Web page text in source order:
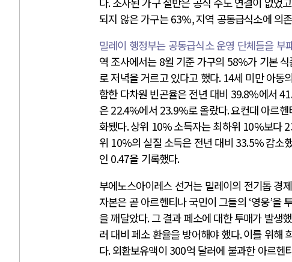
되지 않은 가구는63%,지역 공동급식소에 의
밀레이 행정부는 공동급식소 운영 단체들을 부
역 조사에서는 8월 기준 가구의 58%가 기본
로 저녁을 거르고 있다고 했다. 14세 미만 아동의
함한 다차원 빈곤율은 전년 대비 39.8%에서
은22.4%에서 23.9%로 올랐다.요컨대 아르헨
화됐다.상위 10%소득자는 최하위 10%보다
위 10%의 실질 소득은 전년 대비 33.5%감소
인 0.47을 기록했다.
부에노스아이레스 선거는 밀레이의 전기톱 경
자본은 곧 아르헨티나 국민이 그들의 ‘영웅’을
을 깨달았다.그 결과 페소에 대한 투매가 발생
러 대비 페소 환율을 방어해야 했다.이를 위해
다.외환보유액이 300억 달러에 불과한 아르헨